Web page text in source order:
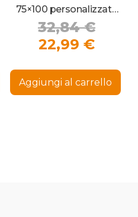
€.
75×100 personalizzata
con nome e numero
32,84€Il
era:
22,99 €Il
è:
Aggiungi al carrello